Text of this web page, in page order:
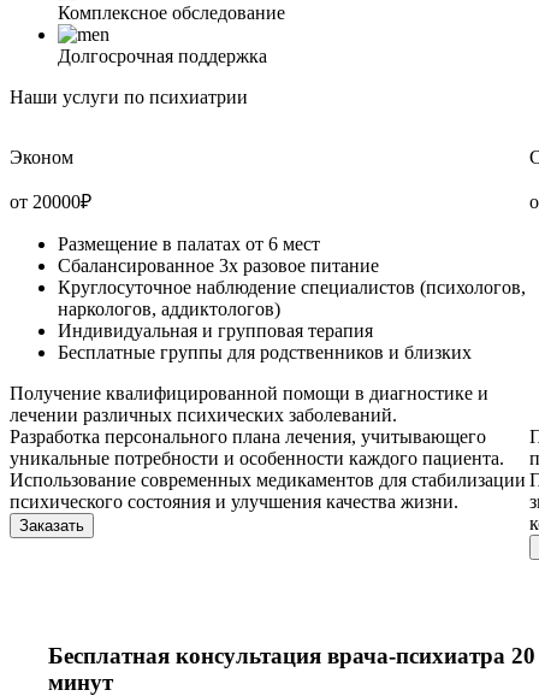
Комплексное обследование
Долгосрочная поддержка
Наши услуги по психиатрии
Эконом
от 20000₽
Размещение в палатах от 6 мест
Сбалансированное 3х разовое питание
Круглосуточное наблюдение специалистов (психологов,
наркологов, аддиктологов)
Индивидуальная и групповая терапия
Бесплатные группы для родственников и близких
Получение квалифицированной помощи в диагностике и
лечении различных психических заболеваний.
Разработка персонального плана лечения, учитывающего
уникальные потребности и особенности каждого пациента.
Использование современных медикаментов для стабилизации
психического состояния и улучшения качества жизни.
Заказать
Бесплатная консультация врача-психиатра 20
минут